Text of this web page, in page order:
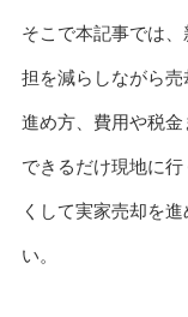
そこで本記事では
担を減らしながら
進め方、費用や税金
できるだけ現地に
くして実家売却を
い。